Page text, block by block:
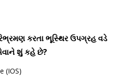
કરતા ભૂસ્થિર ઉપગ્રહ વડે
શું કહે છે?
(IOS)